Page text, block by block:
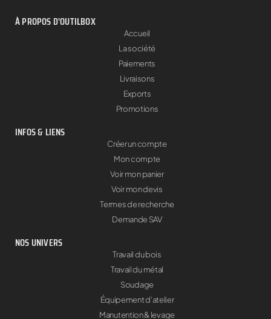
À PROPOS D'OUTILBOX
Accueil
La société
Paiements
Livraisons
Exports
Promotions
INFOS & LIENS
Créer un compte
Mon compte
Voir mon panier
Voir mon devis
Termes de recherche
Demande SAV
NOS UNIVERS
Travail du bois
Travail du métal
Soudage
Équipement d'atelier
Manutention & levage